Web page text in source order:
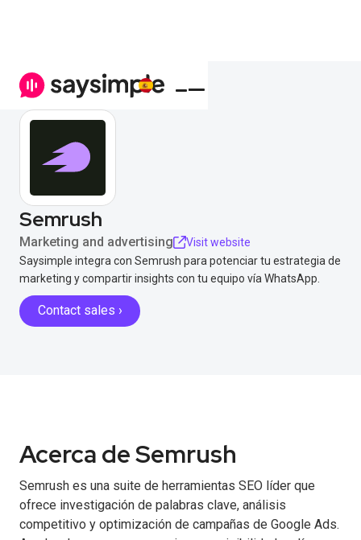
Semrush
Marketing and advertising
Visit website
Saysimple integra con Semrush para potenciar tu estrategia de
marketing y compartir insights con tu equipo vía WhatsApp.
Contact sales ›
Acerca de Semrush
Semrush es una suite de herramientas SEO líder que
ofrece investigación de palabras clave, análisis
competitivo y optimización de campañas de Google Ads.